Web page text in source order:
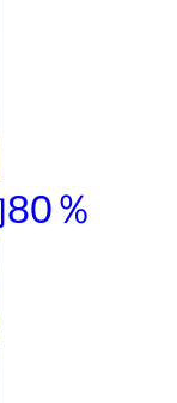
％